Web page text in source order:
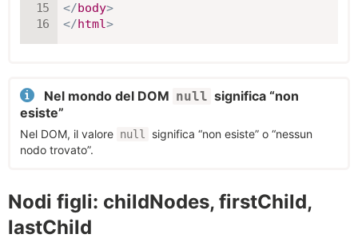
</body>
</html>
Nel mondo del DOM null significa “non
esiste”
Nel DOM, il valore null
significa “non esiste” o “nessun
nodo trovato”.
Nodi figli: childNodes, firstChild,
lastChild